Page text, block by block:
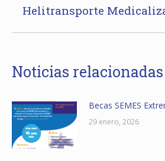
Helitransporte
Noticias relacionadas
Becas SEMES
29 enero, 2026